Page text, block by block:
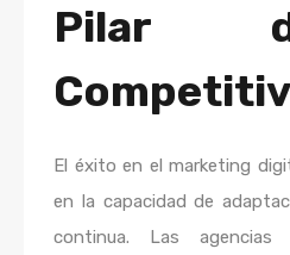
Pilar
El éxito en el marketing
en la capacidad de
continua. Las